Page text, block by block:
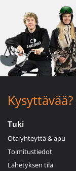
Kysyttävää?
Tuki
Ota yhteyttä & apu
Toimitustiedot
Lähetyksen tila